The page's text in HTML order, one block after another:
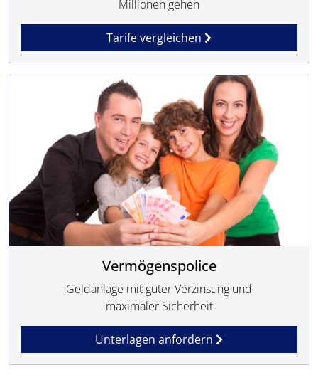
Millionen gehen
Tarife vergleichen
Vermögenspolice
Geldanlage mit guter Verzinsung und
maximaler Sicherheit
Unterlagen anfordern